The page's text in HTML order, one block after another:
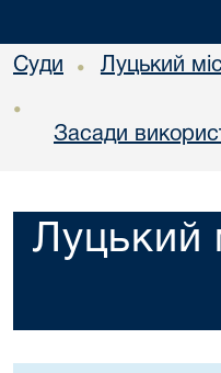
Суди • Луцький
•
Засади
Луцький